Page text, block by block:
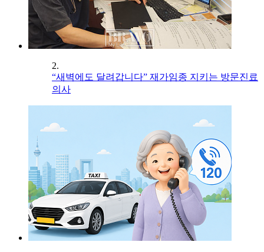
2.
“새벽에도 달려갑니다” 재가임종 지키는 방문진료
의사